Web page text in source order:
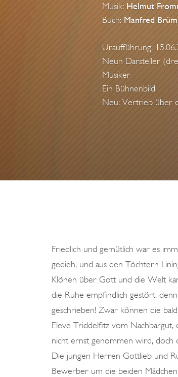
Musik: Helmut
Buch: Manfred
Uraufführung:
Neun Darsteller
Musiker
Ein Bühnenbild
Neu: Vertrieb über
Friedlich und gemütlich war es
gedieh, und aus den Töchtern
Klönen über Gott und die Welt
die Ruhe empfindlich gestört,
geschrieben! Zwar können die
Eleve Triddelfitz vom
nicht ernst genommen wird, doch
Die jungen Herren Gottlieb und
Bewerber um die beiden